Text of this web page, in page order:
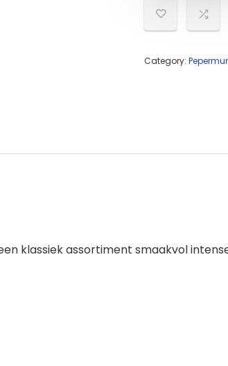
Category:
klassiek assortiment smaakvol